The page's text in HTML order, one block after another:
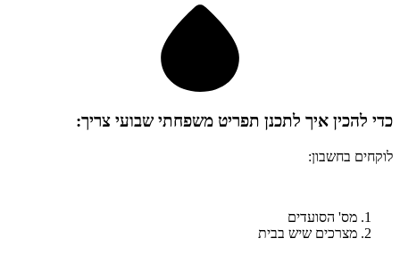
כדי להכין איך לתכנן תפריט משפחתי שבועי צריך:
לוקחים בחשבון:
מס' הסועדים
מצרכים שיש בבית